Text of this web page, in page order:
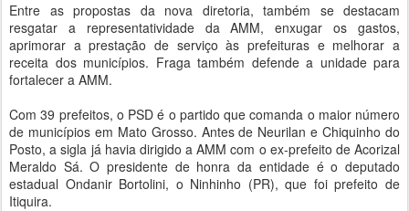
Entre as propostas da nova diretoria, também se destacam
resgatar a representatividade da AMM, enxugar os gastos,
aprimorar a prestação de serviço às prefeituras e melhorar a
receita dos municípios. Fraga também defende a unidade para
fortalecer a AMM.
Com 39 prefeitos, o PSD é o partido que comanda o maior número
de municípios em Mato Grosso. Antes de Neurilan e Chiquinho do
Posto, a sigla já havia dirigido a AMM com o ex-prefeito de Acorizal
Meraldo Sá. O presidente de honra da entidade é o deputado
estadual Ondanir Bortolini, o Ninhinho (PR), que foi prefeito de
Itiquira.